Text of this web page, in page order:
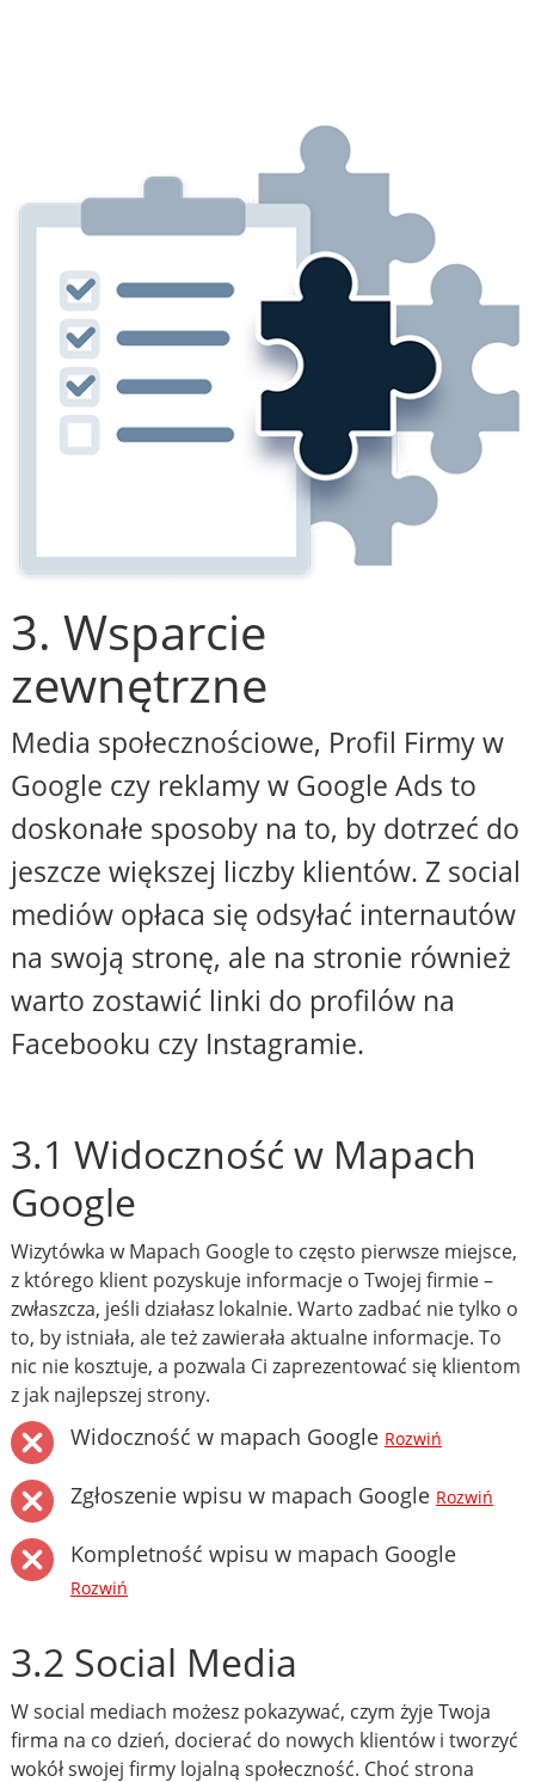
3. Wsparcie
zewnętrzne
Media społecznościowe, Profil Firmy w
Google czy reklamy w Google Ads to
doskonałe sposoby na to, by dotrzeć do
jeszcze większej liczby klientów. Z social
mediów opłaca się odsyłać internautów
na swoją stronę, ale na stronie również
warto zostawić linki do profilów na
Facebooku czy Instagramie.
3.1 Widoczność w Mapach
Google
Wizytówka w Mapach Google to często pierwsze miejsce,
z którego klient pozyskuje informacje o Twojej firmie –
zwłaszcza, jeśli działasz lokalnie. Warto zadbać nie tylko o
to, by istniała, ale też zawierała aktualne informacje. To
nic nie kosztuje, a pozwala Ci zaprezentować się klientom
z jak najlepszej strony.
Widoczność w mapach Google Rozwiń
Zgłoszenie wpisu w mapach Google Rozwiń
Kompletność wpisu w mapach Google
Rozwiń
3.2 Social Media
W social mediach możesz pokazywać, czym żyje Twoja
firma na co dzień, docierać do nowych klientów i tworzyć
wokół swojej firmy lojalną społeczność. Choć strona